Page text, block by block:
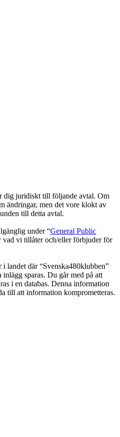
dig juridiskt till följande avtal. Om
ändringar, men det vore klokt av
till detta avtal.
under “General Public
vad vi tillåter och/eller förbjuder för
landet där “Svenska480klubben”
sparas. Du går med på att
i en databas. Denna information
till att information komprometteras.